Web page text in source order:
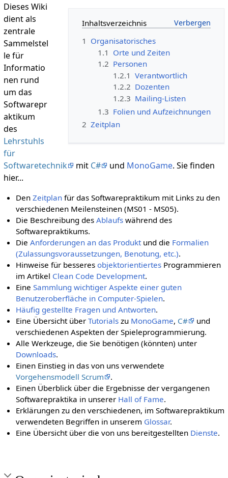
Inhaltsverzeichnis
1 Organisatorisches
1.1 Orte und Zeiten
1.2 Personen
1.2.1 Verantwortlich
1.2.2 Dozenten
1.2.3 Mailing-Listen
1.3 Folien und Aufzeichnungen
2 Zeitplan
Dieses Wiki
dient als
zentrale
Sammelstel
le für
Informatio
nen rund
um das
Softwarepr
aktikum
des
Lehrstuhls
für
Softwaretechnik
mit C# und MonoGame. Sie finden
hier...
DenZeitplan für das Softwarepraktikum mit Links zu den
verschiedenen Meilensteinen (MS01 - MS05).
Die Beschreibung desAblaufs während des
Softwarepraktikums.
DieAnforderungen an das Produkt und die Formalien
(Zulassungsvoraussetzungen, Benotung, etc.).
Hinweise für besseresobjektorientiertes Programmieren
im Artikel Clean Code Development.
EineSammlung wichtiger Aspekte einer guten
Benutzeroberfläche in Computer-Spielen.
Häufig gestellte Fragen und Antworten.
Eine Übersicht überTutorials zu MonoGame, C#
und
verschiedenen Aspekten der Spieleprogrammierung.
Alle Werkzeuge, die Sie benötigen (könnten) unter
Downloads.
Einen Einstieg in das von uns verwendete
Vorgehensmodell Scrum
.
Einen Überblick über die Ergebnisse der vergangenen
Softwarepraktika in unserer Hall of Fame.
Erklärungen zu den verschiedenen, im Softwarepraktikum
verwendeten Begriffen in unserem Glossar.
Eine Übersicht über die von uns bereitgestellten Dienste.